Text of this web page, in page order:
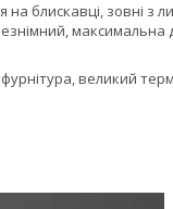
блискавці, зовні з
великий